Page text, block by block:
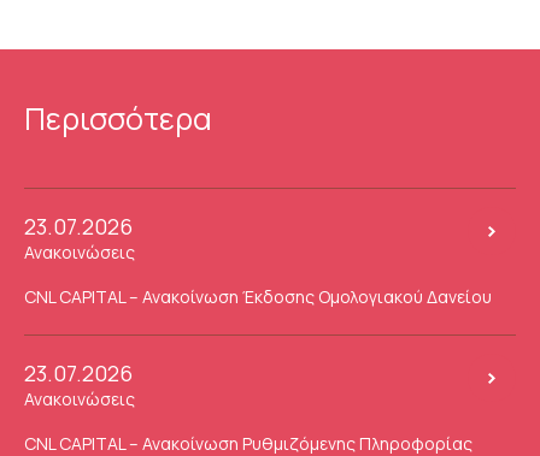
Περισσότερα
23.07.2026
Ανακοινώσεις
CNL CAPITAL – Ανακοίνωση Έκδοσης Ομολογιακού Δανείου
23.07.2026
Ανακοινώσεις
CNL CAPITAL – Ανακοίνωση Ρυθμιζόμενης Πληροφορίας